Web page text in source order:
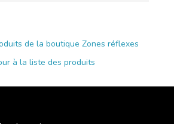
de la boutique Zones réflexes
à la liste des produits